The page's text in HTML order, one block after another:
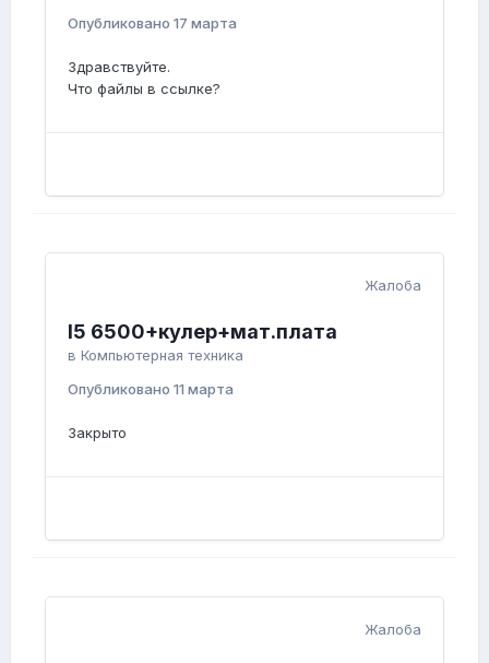
Опубликовано 17 марта
Здравствуйте.
Что файлы в ссылке?
Жалоба
I5 6500+кулер+мат.плата
в Компьютерная техника
Опубликовано 11 марта
Закрыто
Жалоба